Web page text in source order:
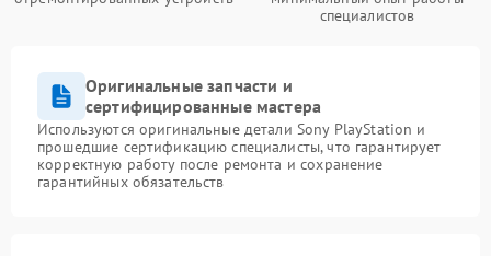
специалистов
Оригинальные запчасти и
сертифицированные мастера
Используются оригинальные детали Sony PlayStation и
прошедшие сертификацию специалисты, что гарантирует
корректную работу после ремонта и сохранение
гарантийных обязательств